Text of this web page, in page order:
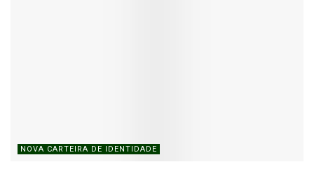
NOVA CARTEIRA DE IDENTIDADE